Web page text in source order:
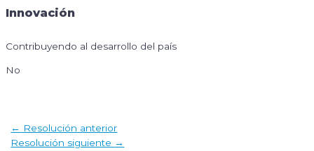
Innovación
Contribuyendo al desarrollo del país
No
Navegación
de
← Resolución anterior
Resolución siguiente →